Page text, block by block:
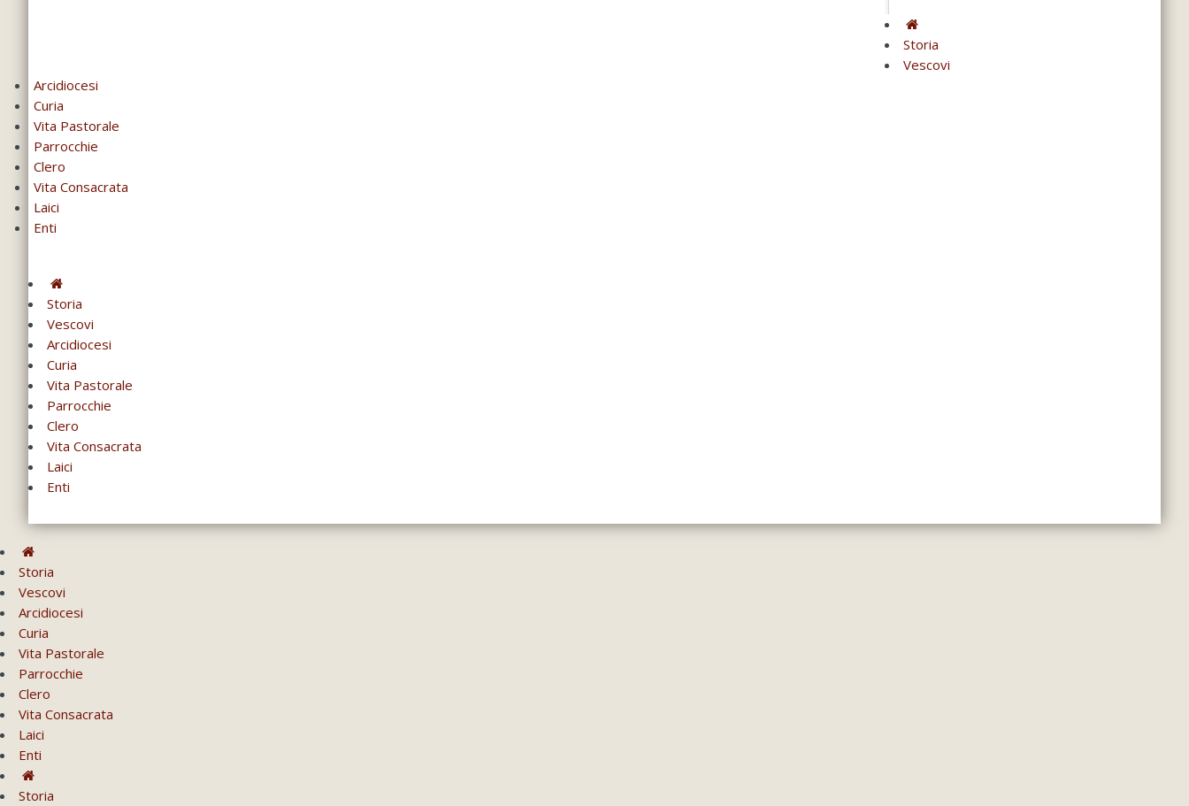
Storia
Vescovi
Arcidiocesi
Curia
Vita Pastorale
Parrocchie
Clero
Vita Consacrata
Laici
Enti
Storia
Vescovi
Arcidiocesi
Curia
Vita Pastorale
Parrocchie
Clero
Vita Consacrata
Laici
Enti
Storia
Vescovi
Arcidiocesi
Curia
Vita Pastorale
Parrocchie
Clero
Vita Consacrata
Laici
Enti
Storia